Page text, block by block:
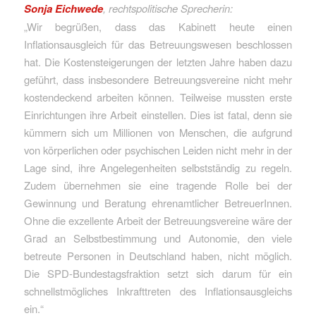
Sonja Eichwede, rechtspolitische Sprecherin:
„Wir begrüßen, dass das Kabinett heute einen
Inflationsausgleich für das Betreuungswesen beschlossen
hat. Die Kostensteigerungen der letzten Jahre haben dazu
geführt, dass insbesondere Betreuungsvereine nicht mehr
kostendeckend arbeiten können. Teilweise mussten erste
Einrichtungen ihre Arbeit einstellen. Dies ist fatal, denn sie
kümmern sich um Millionen von Menschen, die aufgrund
von körperlichen oder psychischen Leiden nicht mehr in der
Lage sind, ihre Angelegenheiten selbstständig zu regeln.
Zudem übernehmen sie eine tragende Rolle bei der
Gewinnung und Beratung ehrenamtlicher BetreuerInnen.
Ohne die exzellente Arbeit der Betreuungsvereine wäre der
Grad an Selbstbestimmung und Autonomie, den viele
betreute Personen in Deutschland haben, nicht möglich.
Die SPD-Bundestagsfraktion setzt sich darum für ein
schnellstmögliches Inkrafttreten des Inflationsausgleichs
ein.“